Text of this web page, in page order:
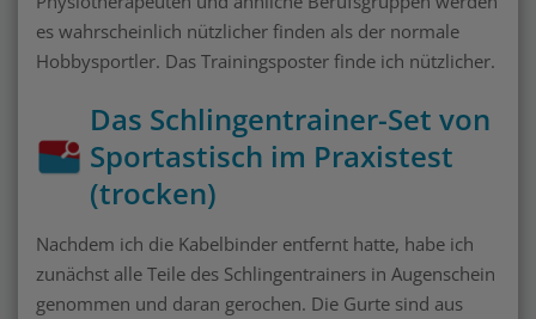
es wahrscheinlich nützlicher finden als der normale
Hobbysportler. Das Trainingsposter finde ich nützlicher.
Das Schlingentrainer-Set von
Sportastisch im Praxistest
(trocken)
Nachdem ich die Kabelbinder entfernt hatte, habe ich
zunächst alle Teile des Schlingentrainers in Augenschein
genommen und daran gerochen. Die Gurte sind aus